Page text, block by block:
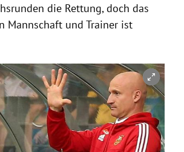
die Rettung, doch das
Mannschaft und Trainer ist
öffnen/schließen